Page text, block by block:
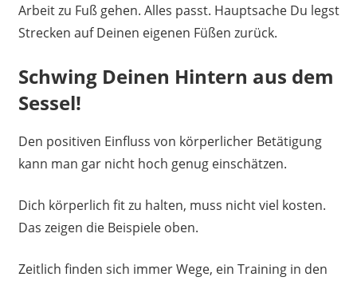
Arbeit zu Fuß gehen. Alles passt. Hauptsache Du legst
Strecken auf Deinen eigenen Füßen zurück.
Schwing Deinen Hintern aus dem
Sessel!
Den positiven Einfluss von körperlicher Betätigung
kann man gar nicht hoch genug einschätzen.
Dich körperlich fit zu halten, muss nicht viel kosten.
Das zeigen die Beispiele oben.
Zeitlich finden sich immer Wege, ein Training in den